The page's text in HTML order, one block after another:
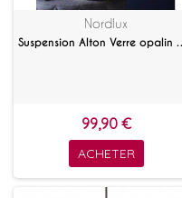
Nordlux
Suspension
99,90 €
ACHETER